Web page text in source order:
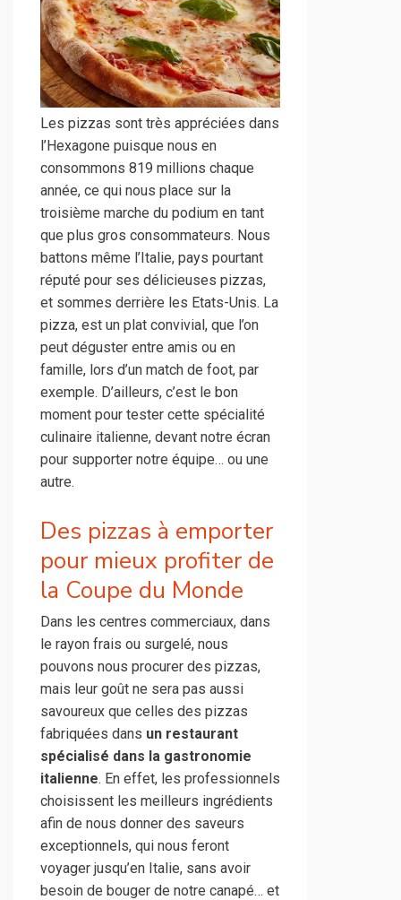
Les pizzas sont très appréciées dans
l’Hexagone puisque nous en
consommons 819 millions chaque
année, ce qui nous place sur la
troisième marche du podium en tant
que plus gros consommateurs. Nous
battons même l’Italie, pays pourtant
réputé pour ses délicieuses pizzas,
et sommes derrière les Etats-Unis. La
pizza, est un plat convivial, que l’on
peut déguster entre amis ou en
famille, lors d’un match de foot, par
exemple. D’ailleurs, c’est le bon
moment pour tester cette spécialité
culinaire italienne, devant notre écran
pour supporter notre équipe… ou une
autre.
Des pizzas à emporter
pour mieux profiter de
la Coupe du Monde
Dans les centres commerciaux, dans
le rayon frais ou surgelé, nous
pouvons nous procurer des pizzas,
mais leur goût ne sera pas aussi
savoureux que celles des pizzas
fabriquées dans un restaurant
spécialisé dans la gastronomie
italienne. En effet, les professionnels
choisissent les meilleurs ingrédients
afin de nous donner des saveurs
exceptionnels, qui nous feront
voyager jusqu’en Italie, sans avoir
besoin de bouger de notre canapé… et